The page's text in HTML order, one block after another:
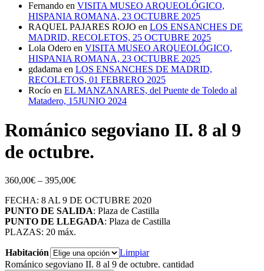
Fernando en VISITA MUSEO ARQUEOLÓGICO,
HISPANIA ROMANA, 23 OCTUBRE 2025
RAQUEL PAJARES ROJO en LOS ENSANCHES DE
MADRID, RECOLETOS, 25 OCTUBRE 2025
Lola Odero en VISITA MUSEO ARQUEOLÓGICO,
HISPANIA ROMANA, 23 OCTUBRE 2025
gdadama en LOS ENSANCHES DE MADRID,
RECOLETOS, 01 FEBRERO 2025
Rocío en EL MANZANARES, del Puente de Toledo al
Matadero, 15JUNIO 2024
Románico segoviano II. 8 al 9
de octubre.
360,00€ – 395,00€
FECHA: 8 AL 9 DE OCTUBRE 2020
PUNTO DE SALIDA: Plaza de Castilla
PUNTO DE LLEGADA: Plaza de Castilla
PLAZAS: 20 máx.
Habitación
Limpiar
Románico segoviano II. 8 al 9 de octubre. cantidad